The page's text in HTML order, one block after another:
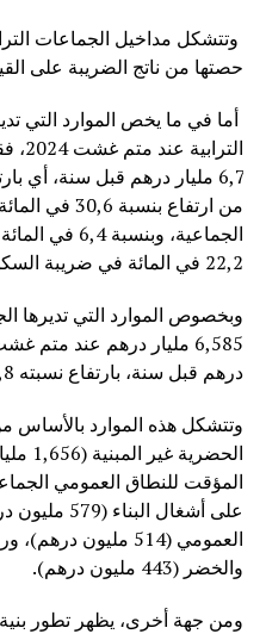
حصتها من ناتج الضريبة على
أما في ما يخص الموارد التي
من ارتفاع
الجماعية،
22,2 في المائة في ضريبة السكن.
وبخصوص الموارد التي تديرها
درهم قبل سنة، بارتفاع نسبته 7,8 في المائة.
وتتشكل هذه الموارد بالأساس
على أشغال
العمومي (514 مليون
والخضر (443 مليون درهم).
ومن جهة أخرى، يظهر تطور بنية